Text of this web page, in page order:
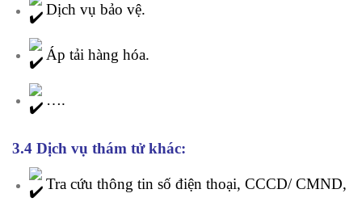
Dịch vụ bảo vệ.
Áp tải hàng hóa.
….
3.4 Dịch vụ thám tử khác:
Tra cứu thông tin số điện thoại, CCCD/ CMND,